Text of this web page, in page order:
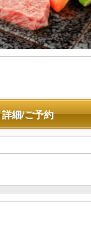
詳細/ご予約